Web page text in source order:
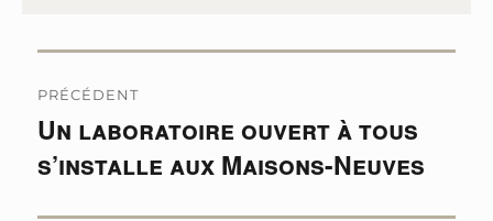
de
l’article
PRÉCÉDENT
Publication
précédente :
Un laboratoire ouvert à tous
s’installe aux Maisons-Neuves